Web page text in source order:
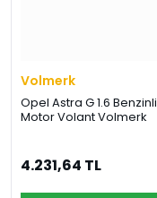
Volmerk
Opel Astra G 1.6 Benzinli
Motor Volant Volmerk
4.231,64 TL